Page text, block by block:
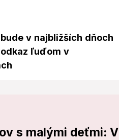
v najbližších dňoch
ľuďom v
s malými deťmi: V